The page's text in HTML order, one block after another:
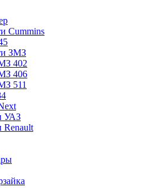
Cummins
ЗМЗ
402
406
511
УАЗ
Renault